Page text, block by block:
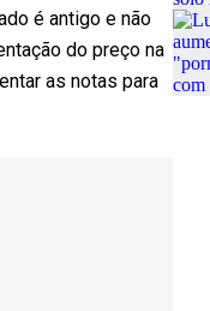
é antigo e não
do preço na
as notas para